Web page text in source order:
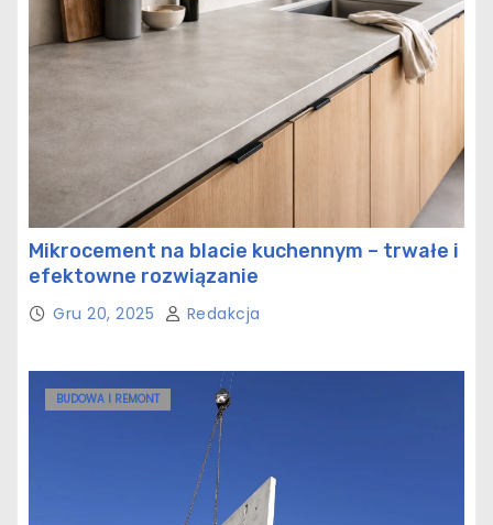
Mikrocement na blacie kuchennym – trwałe i
efektowne rozwiązanie
Gru 20, 2025 Redakcja
BUDOWA I REMONT